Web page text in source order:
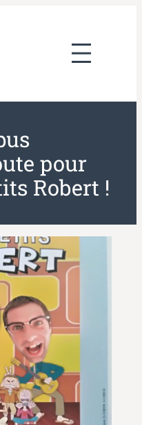
pour
Robert !